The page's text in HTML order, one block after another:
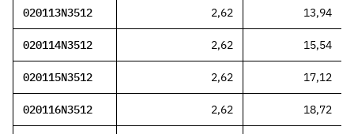
020113N3512 2,62 13,94
020114N3512 2,62 15,54
020115N3512 2,62 17,12
020116N3512 2,62 18,72